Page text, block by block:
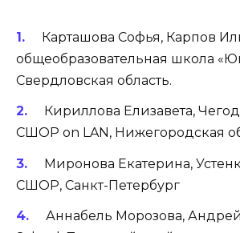
Карташова Софья, Карпов
общеобразовательная школа
Свердловская область.
Кириллова Елизавета,
СШОР on LAN, Нижегородская
Миронова Екатерина,
СШОР, Санкт-Петербург
Аннабель Морозова,